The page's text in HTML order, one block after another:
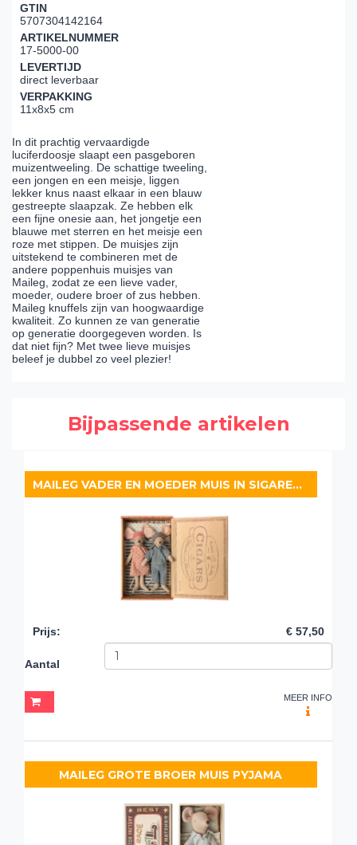
GTIN
5707304142164
ARTIKELNUMMER
17-5000-00
LEVERTIJD
direct leverbaar
VERPAKKING
11x8x5 cm
In dit prachtig vervaardigde
luciferdoosje slaapt een pasgeboren
muizentweeling. De schattige tweeling,
een jongen en een meisje, liggen
lekker knus naast elkaar in een blauw
gestreepte slaapzak. Ze hebben elk
een fijne onesie aan, het jongetje een
blauwe met sterren en het meisje een
roze met stippen. De muisjes zijn
uitstekend te combineren met de
andere poppenhuis muisjes van
Maileg, zodat ze een lieve vader,
moeder, oudere broer of zus hebben.
Maileg knuffels zijn van hoogwaardige
kwaliteit. Zo kunnen ze van generatie
op generatie doorgegeven worden. Is
dat niet fijn? Met twee lieve muisjes
beleef je dubbel zo veel plezier!
Bijpassende artikelen
MAILEG VADER EN MOEDER MUIS IN SIGARENDOOS
Prijs: € 57,50
Aantal
MEER INFO
MAILEG GROTE BROER MUIS PYJAMA